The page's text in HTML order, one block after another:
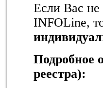
Если Вас не
INFOLine,
Подробное
реестра):